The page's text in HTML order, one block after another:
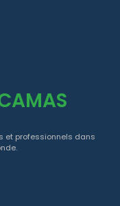
et professionnels dans